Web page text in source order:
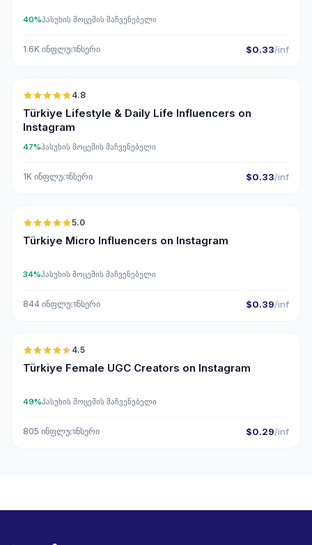
40%პასუხის მოცემის მაჩვენებელი
1.6K ინფლუয়েნსერი $0.33/inf
🇹🇷
4.8
Türkiye Lifestyle & Daily Life Influencers on
Instagram
47%პასუხის მოცემის მაჩვენებელი
1K ინფლუয়েნსერი $0.33/inf
🇹🇷
5.0
Türkiye Micro Influencers on Instagram
34%პასუხის მოცემის მაჩვენებელი
844 ინფლუয়েნსერი $0.39/inf
🇹🇷
4.5
Türkiye Female UGC Creators on Instagram
49%პასუხის მოცემის მაჩვენებელი
805 ინფლუয়েნსერი $0.29/inf